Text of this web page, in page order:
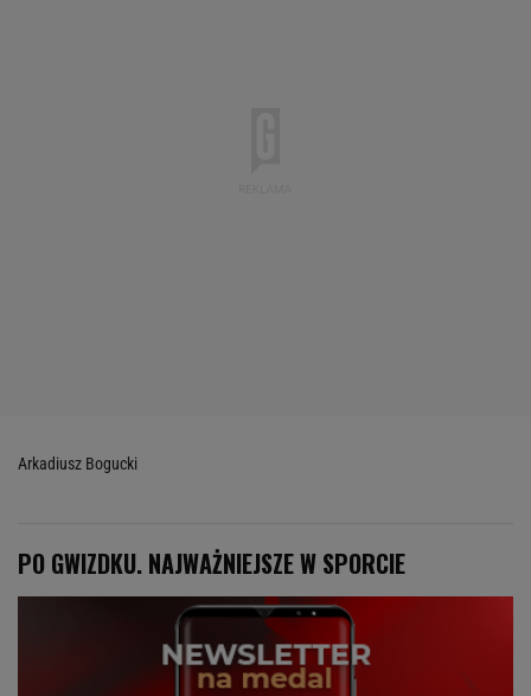
Arkadiusz Bogucki